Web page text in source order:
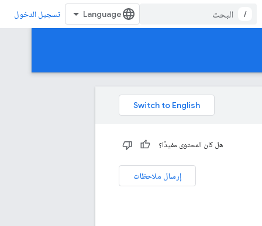
/ تسجيل الدخول
هل كان المحتوى مفيدًا؟
إرسال ملاحظات